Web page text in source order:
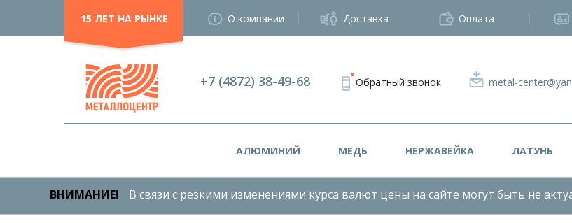
15 ЛЕТ НА РЫНКЕ О компании Доставка Оплата
+7 (4872) 38-49-68 Обратный звонок metal-
АЛЮМИНИЙ МЕДЬ НЕРЖАВЕЙКА ЛАТУНЬ
ВНИМАНИЕ! В связи с резкими изменениями курса валют цены на сайте могут быть не